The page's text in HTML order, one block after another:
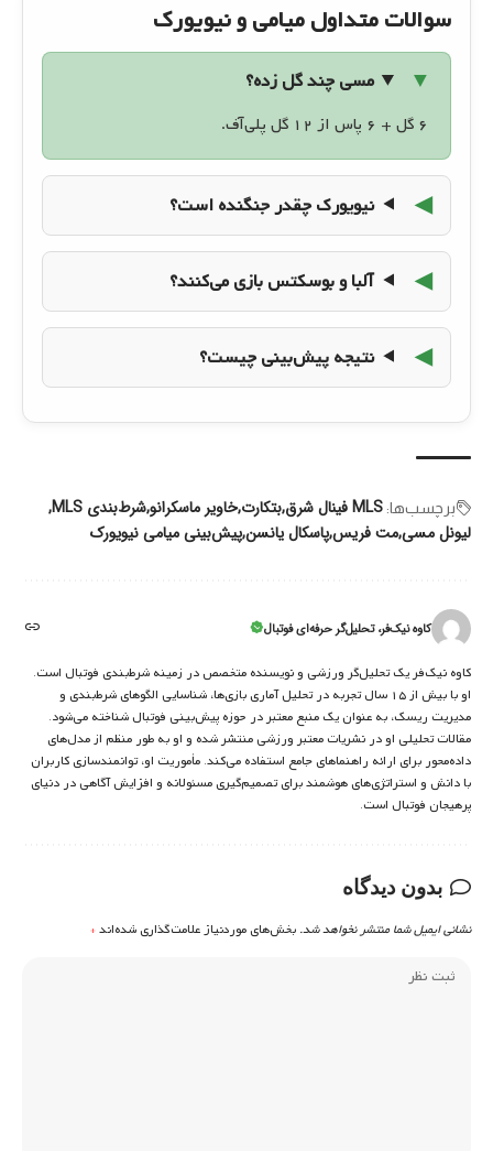
سوالات متداول میامی و نیویورک
مسی چند گل زده؟
۶ گل + ۶ پاس از ۱۲ گل پلی‌آف.
نیویورک چقدر جنگنده است؟
آلبا و بوسکتس بازی می‌کنند؟
نتیجه پیش‌بینی چیست؟
برچسب‌‌ها: MLS فینال شرق بتکارتخاویر ماسکرانوشرط‌بندی MLS
لیونل مسیمت فریسپاسکال یانسنپیش‌بینی میامی نیویورک
کاوه نیک‌فر، تحلیل‌گر حرفه‌ای فوتبال
کاوه نیک‌فر یک تحلیل‌گر ورزشی و نویسنده متخصص در زمینه شرط‌بندی فوتبال است.
او با بیش از ۱۵ سال تجربه در تحلیل آماری بازی‌ها، شناسایی الگوهای شرط‌بندی و
مدیریت ریسک، به عنوان یک منبع معتبر در حوزه پیش‌بینی فوتبال شناخته می‌شود.
مقالات تحلیلی او در نشریات معتبر ورزشی منتشر شده و او به طور منظم از مدل‌های
داده‌محور برای ارائه راهنماهای جامع استفاده می‌کند. مأموریت او، توانمندسازی کاربران
با دانش و استراتژی‌های هوشمند برای تصمیم‌گیری مسئولانه و افزایش آگاهی در دنیای
پرهیجان فوتبال است.
بدون دیدگاه
نشانی ایمیل شما منتشر نخواهد شد. بخش‌های موردنیاز علامت‌گذاری شده‌اند*